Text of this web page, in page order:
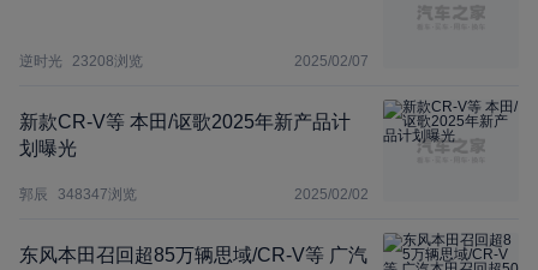
逆时光 23208浏览 2025/02/07
新款CR-V等 本田/讴歌2025年新产品计
划曝光
郭辰 348347浏览 2025/02/02
东风本田召回超85万辆思域/CR-V等 广汽